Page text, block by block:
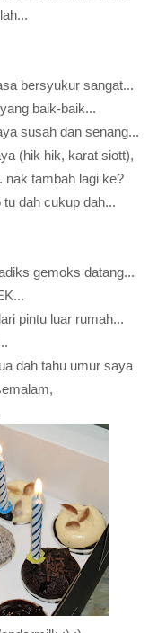
bersyukur sangat...
baik-baik...
susah dan senang...
(hik hik, karat siott),
nak tambah lagi ke?
dah cukup dah...
gemoks datang...
pintu luar rumah...
dah tahu umur saya